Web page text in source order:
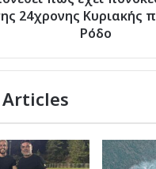
24χρονης Κυριακής
Ρόδο